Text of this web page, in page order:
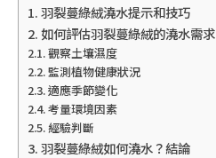
羽裂蔓綠絨澆水提示和技巧
如何評估羽裂蔓綠絨的澆水需求
觀察土壤濕度
監測植物健康狀況
適應季節變化
考量環境因素
經驗判斷
羽裂蔓綠絨如何澆水？結論